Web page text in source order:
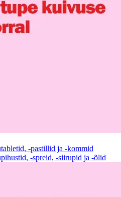
-pastillid ja -kommid
-spreid, -siirupid ja -õlid